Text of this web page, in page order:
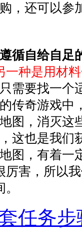
，还可以参
循自给自足
一种是用材
需要找一个
传奇游戏中
图，消灭这
这也是我们
图，有着一
厉害，所以
任务步